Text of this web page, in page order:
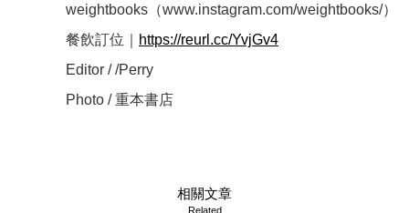
weightbooks（www.instagram.com/weightbooks/）
餐飲訂位｜
https://reurl.cc/YvjGv4
Editor / /Perry
Photo / 重本書店
相關文章
Related